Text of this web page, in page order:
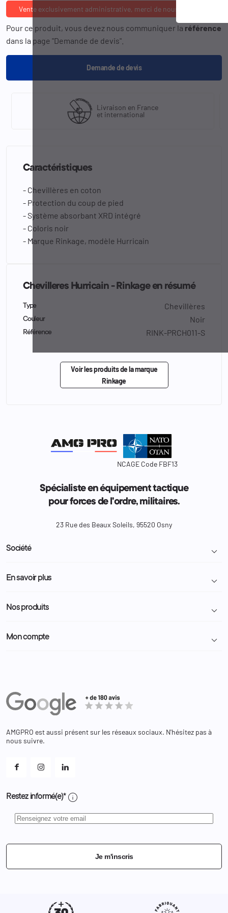
Vente exclusivement administrative, merci de nous consulter
Pour ce produit, vous devez nous communiquer la référence
dans la page "Demande de devis".
Demande de devis
Livraison en France
et international
Caractéristiques
- Chevillères en coton
- Protection du coup de pied
- Système absorbant XRD intégré
- Coloris noir
- Marque Rinkage, modèle Hurricain
Chevilleres Hurricain - Rinkage en résumé
Type Chevillères
Couleur Noir
Référence RINK-PRCH011-S
Voir les produits de la marque
Rinkage
NCAGE Code FBF13
Spécialiste en équipement tactique
pour forces de l'ordre, militaires.
23 Rue des Beaux Soleils, 95520 Osny
Société 
Livraison et retour colis
Demande de devis
Nous contacter
En savoir plus 
Programme Fidélité
Administration
Nos produits 
Police Municipale | ASVP
Equipements
Bagagerie
Mon compte 
Adresses
Bons de réduction
Et les cookies ?
AMGPRO est aussi présent sur les réseaux sociaux. N'hésitez pas à
nous suivre.
Restez informé(e)* info
Je m'inscris